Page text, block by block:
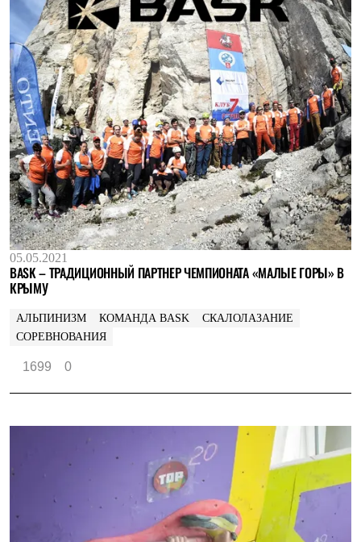
05.05.2021
BASK – ТРАДИЦИОННЫЙ ПАРТНЕР ЧЕМПИОНАТА «МАЛЫЕ ГОРЫ» В
КРЫМУ
АЛЬПИНИЗМ КОМАНДА BASK
СКАЛОЛАЗАНИЕ
СОРЕВНОВАНИЯ
1699 0